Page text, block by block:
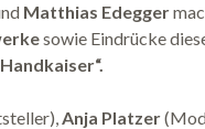
Matthias Edegger
sowie Eindrücke
Anja Platzer